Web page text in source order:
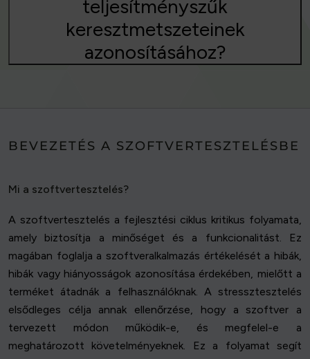
teljesítményszűk
keresztmetszeteinek
azonosításához?
BEVEZETÉS A SZOFTVERTESZTELÉSBE
Mi a szoftvertesztelés?
A szoftvertesztelés a fejlesztési ciklus kritikus folyamata,
amely biztosítja a minőséget és a funkcionalitást. Ez
magában foglalja a szoftveralkalmazás értékelését a hibák,
hibák vagy hiányosságok azonosítása érdekében, mielőtt a
terméket átadnák a felhasználóknak. A stressztesztelés
elsődleges célja annak ellenőrzése, hogy a szoftver a
tervezett módon működik-e, és megfelel-e a
meghatározott követelményeknek. Ez a folyamat segít